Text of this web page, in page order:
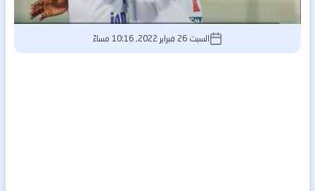
السبت 26 فبراير 2022, 10:16 مساءً